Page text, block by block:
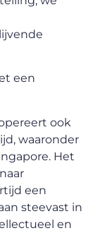
een
ook
waaronder
Het
een
steevast in
en